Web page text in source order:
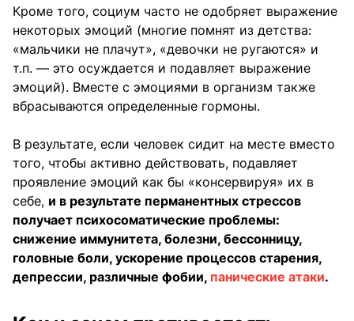
Кроме того, социум часто не одобряет выражение
некоторых эмоций (многие помнят из детства:
«мальчики не плачут», «девочки не ругаются» и
т.п. — это осуждается и подавляет выражение
эмоций). Вместе с эмоциями в организм также
вбрасываются определенные гормоны.
В результате, если человек сидит на месте вместо
того, чтобы активно действовать, подавляет
проявление эмоций как бы «консервируя» их в
себе, и в результате перманентных стрессов
получает психосоматические проблемы:
снижение иммунитета, болезни, бессонницу,
головные боли, ускорение процессов старения,
депрессии, различные фобии, панические атаки.